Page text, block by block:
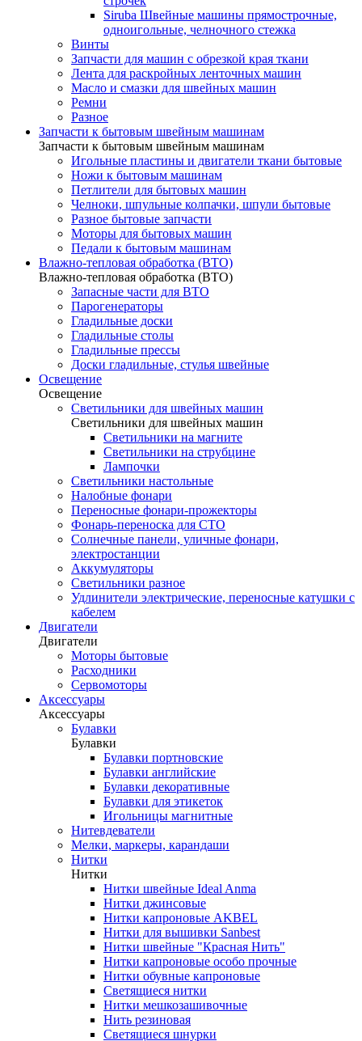
Siruba Швейные машины прямострочные,
одноигольные, челночного стежка
Винты
Запчасти для машин с обрезкой края ткани
Лента для раскройных ленточных машин
Масло и смазки для швейных машин
Ремни
Разное
Запчасти к бытовым швейным машинам
Запчасти к бытовым швейным машинам
Игольные пластины и двигатели ткани бытовые
Ножи к бытовым машинам
Петлители для бытовых машин
Челноки, шпульные колпачки, шпули бытовые
Разное бытовые запчасти
Моторы для бытовых машин
Педали к бытовым машинам
Влажно-тепловая обработка (ВТО)
Влажно-тепловая обработка (ВТО)
Запасные части для ВТО
Парогенераторы
Гладильные доски
Гладильные столы
Гладильные прессы
Доски гладильные, стулья швейные
Освещение
Освещение
Светильники для швейных машин
Светильники для швейных машин
Светильники на магните
Светильники на струбцине
Лампочки
Светильники настольные
Налобные фонари
Переносные фонари-прожекторы
Фонарь-переноска для СТО
Солнечные панели, уличные фонари,
электростанции
Аккумуляторы
Светильники разное
Удлинители электрические, переносные катушки с
кабелем
Двигатели
Двигатели
Моторы бытовые
Расходники
Сервомоторы
Аксессуары
Аксессуары
Булавки
Булавки
Булавки портновские
Булавки английские
Булавки декоративные
Булавки для этикеток
Игольницы магнитные
Нитевдеватели
Мелки, маркеры, карандаши
Нитки
Нитки
Нитки швейные Ideal Anma
Нитки джинсовые
Нитки капроновые AKBEL
Нитки для вышивки Sanbest
Нитки швейные "Красная Нить"
Нитки капроновые особо прочные
Нитки обувные капроновые
Светящиеся нитки
Нитки мешкозашивочные
Нить резиновая
Светящиеся шнурки